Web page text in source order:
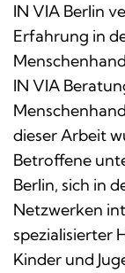
IN VIA Berlin
Erfahrung in
IN VIA
dieser Arbeit
Betroffene
Berlin, sich in
Netzwerken
spezialisierter
Kinder und